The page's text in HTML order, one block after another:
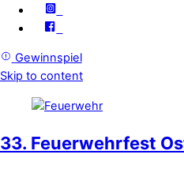
Gewinnspiel
Skip to content
33. Feuerwehrfest